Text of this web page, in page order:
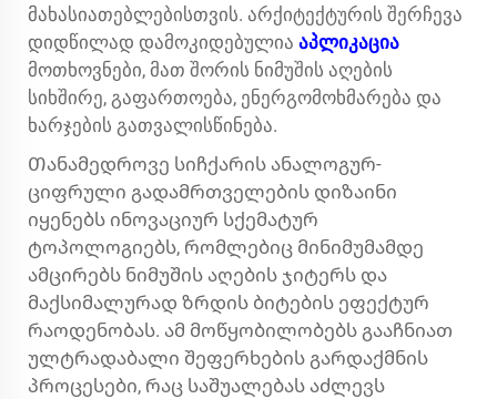
მახასიათებლებისთვის. არქიტექტურის შერჩევა
დიდწილად დამოკიდებულია აპლიკაცია
მოთხოვნები, მათ შორის ნიმუშის აღების
სიხშირე, გაფართოება, ენერგომოხმარება და
ხარჯების გათვალისწინება.
Თანამედროვე სიჩქარის ანალოგურ-
ციფრული გადამრთველების დიზაინი
იყენებს ინოვაციურ სქემატურ
ტოპოლოგიებს, რომლებიც მინიმუმამდე
ამცირებს ნიმუშის აღების ჯიტერს და
მაქსიმალურად ზრდის ბიტების ეფექტურ
რაოდენობას. ამ მოწყობილობებს გააჩნიათ
ულტრადაბალი შეფერხების გარდაქმნის
პროცესები, რაც საშუალებას აძლევს